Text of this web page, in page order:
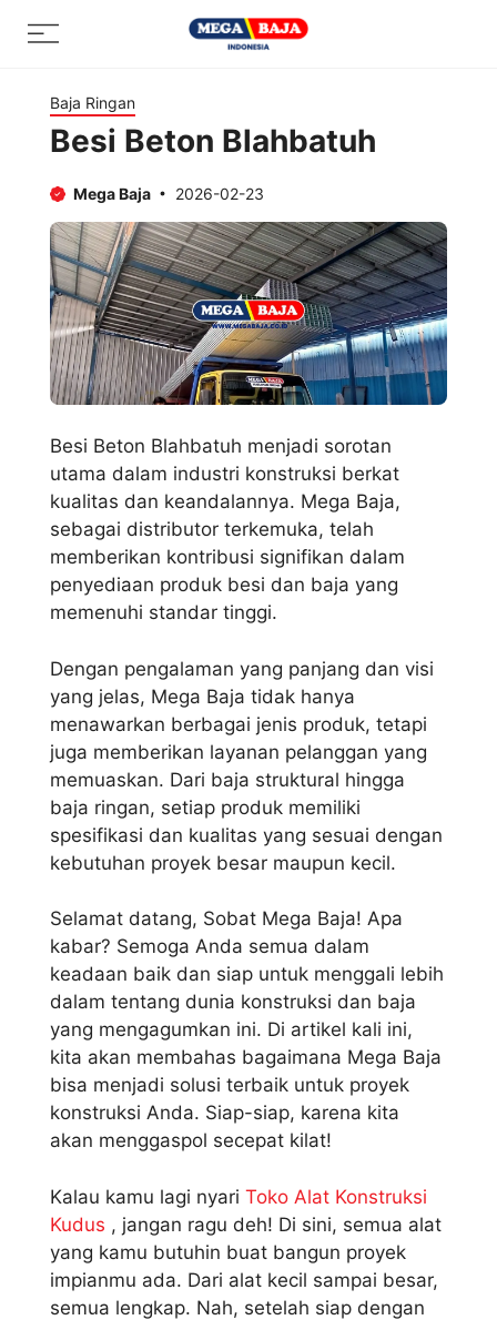
Menu
Baja Ringan
Besi Beton Blahbatuh
Mega Baja 2026-02-23
Besi Beton Blahbatuh menjadi sorotan
utama dalam industri konstruksi berkat
kualitas dan keandalannya. Mega Baja,
sebagai distributor terkemuka, telah
memberikan kontribusi signifikan dalam
penyediaan produk besi dan baja yang
memenuhi standar tinggi.
Dengan pengalaman yang panjang dan visi
yang jelas, Mega Baja tidak hanya
menawarkan berbagai jenis produk, tetapi
juga memberikan layanan pelanggan yang
memuaskan. Dari baja struktural hingga
baja ringan, setiap produk memiliki
spesifikasi dan kualitas yang sesuai dengan
kebutuhan proyek besar maupun kecil.
Selamat datang, Sobat Mega Baja! Apa
kabar? Semoga Anda semua dalam
keadaan baik dan siap untuk menggali lebih
dalam tentang dunia konstruksi dan baja
yang mengagumkan ini. Di artikel kali ini,
kita akan membahas bagaimana Mega Baja
bisa menjadi solusi terbaik untuk proyek
konstruksi Anda. Siap-siap, karena kita
akan menggaspol secepat kilat!
Kalau kamu lagi nyari Toko Alat Konstruksi
Kudus , jangan ragu deh! Di sini, semua alat
yang kamu butuhin buat bangun proyek
impianmu ada. Dari alat kecil sampai besar,
semua lengkap. Nah, setelah siap dengan